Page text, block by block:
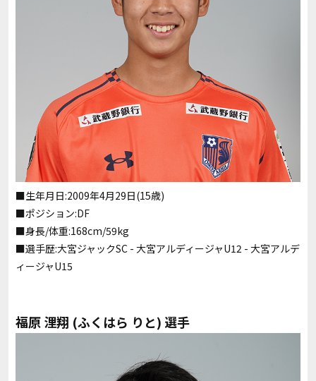
■生年月日:2009年4月29日(15歳)
■ポジション:DF
■身長/体重:168cm/59kg
■選手歴:大宮ジャックSC - 大宮アルディージャU12 - 大宮アルデ
ィージャU15
福原 浬翔 (ふくはら りと) 選手